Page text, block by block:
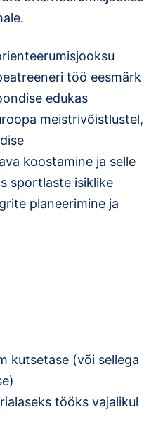
OTSI
töö eesmärk
edukas
meistrivõistlustel,
koostamine ja selle
sportlaste isiklike
planeerimine ja
kutsetase (või sellega
tööks vajalikul